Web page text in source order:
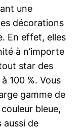
une
décorations
En effet, elles
à n’importe
star des
100 %. Vous
gamme de
bleue,
aussi de